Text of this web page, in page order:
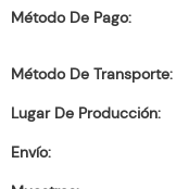
Método De Pago:
Método De Transporte:
Lugar De Producción:
Envío: